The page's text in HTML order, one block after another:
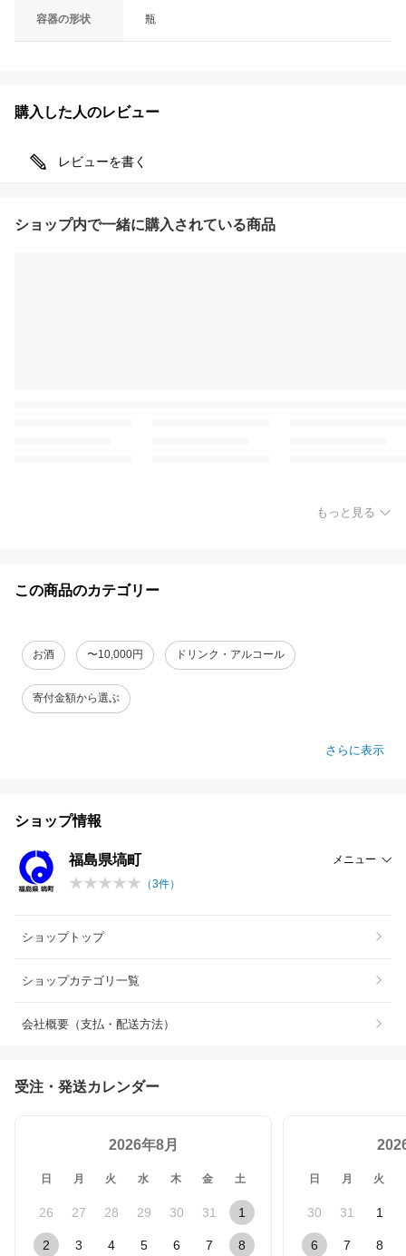
容器の形状 瓶
購入した人のレビュー
レビューを書く
ショップ内で一緒に購入されている商品
もっと見る
この商品のカテゴリー
お酒 〜10,000円 ドリンク・アルコール
寄付金額から選ぶ
さらに表示
ショップ情報
福島県塙町
メニュー
（3件）
ショップトップ
ショップカテゴリ一覧
会社概要（支払・配送方法）
受注・発送カレンダー
2026年8月
日 月 火 水 木 金 土
26 27 28 29 30 31 1
2 3 4 5 6 7 8
日 月 火
30 31 1
6 7 8